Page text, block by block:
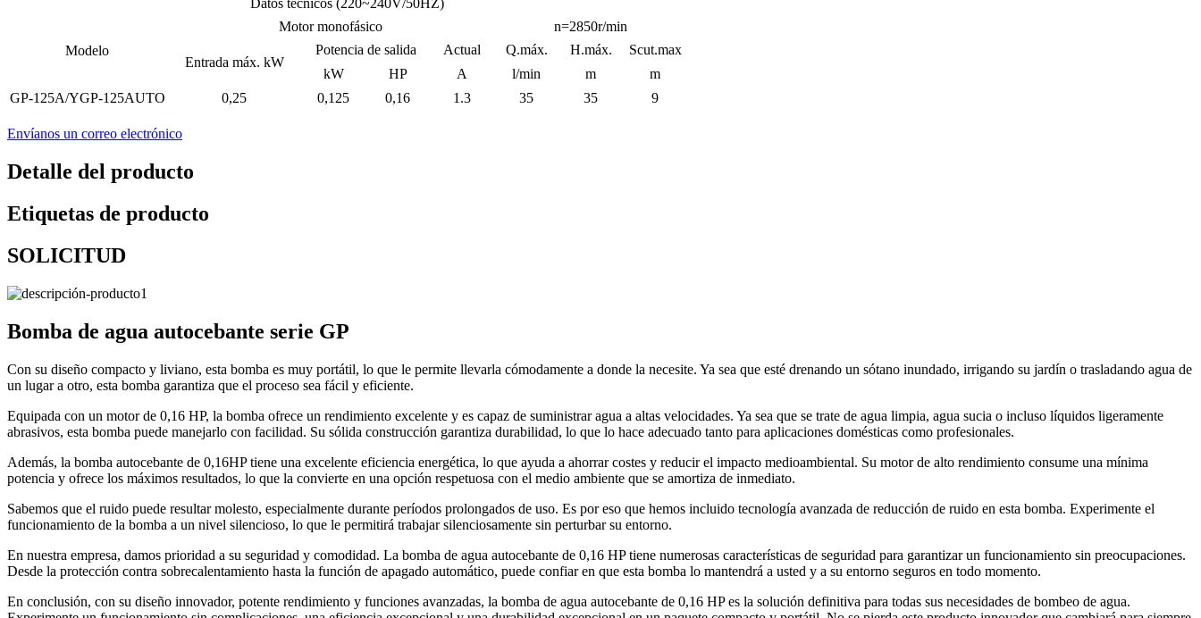
Datos técnicos (220~240V/50HZ)
Modelo
Motor monofásico n=2850r/min
Entrada máx. kW
Potencia de salida Actual Q.máx. H.máx.
Scut.max
kW
HP A l/min m
m
GP-125A/YGP-125AUTO
0,25 0,125 0,16 1.3 35 35 9
Envíanos un correo electrónico
Detalle del producto
Etiquetas de producto
SOLICITUD
Bomba de agua autocebante serie GP
Con su diseño compacto y liviano, esta bomba es muy portátil, lo que le permite llevarla cómodamente a donde la necesite. Ya sea que esté drenando un sótano inundado, irrigando su jardín o trasladando agua de
un lugar a otro, esta bomba garantiza que el proceso sea fácil y eficiente.
Equipada con un motor de 0,16 HP, la bomba ofrece un rendimiento excelente y es capaz de suministrar agua a altas velocidades. Ya sea que se trate de agua limpia, agua sucia o incluso líquidos ligeramente
abrasivos, esta bomba puede manejarlo con facilidad. Su sólida construcción garantiza durabilidad, lo que lo hace adecuado tanto para aplicaciones domésticas como profesionales.
Además, la bomba autocebante de 0,16HP tiene una excelente eficiencia energética, lo que ayuda a ahorrar costes y reducir el impacto medioambiental. Su motor de alto rendimiento consume una mínima
potencia y ofrece los máximos resultados, lo que la convierte en una opción respetuosa con el medio ambiente que se amortiza de inmediato.
Sabemos que el ruido puede resultar molesto, especialmente durante períodos prolongados de uso. Es por eso que hemos incluido tecnología avanzada de reducción de ruido en esta bomba. Experimente el
funcionamiento de la bomba a un nivel silencioso, lo que le permitirá trabajar silenciosamente sin perturbar su entorno.
En nuestra empresa, damos prioridad a su seguridad y comodidad. La bomba de agua autocebante de 0,16 HP tiene numerosas características de seguridad para garantizar un funcionamiento sin preocupaciones.
Desde la protección contra sobrecalentamiento hasta la función de apagado automático, puede confiar en que esta bomba lo mantendrá a usted y a su entorno seguros en todo momento.
En conclusión, con su diseño innovador, potente rendimiento y funciones avanzadas, la bomba de agua autocebante de 0,16 HP es la solución definitiva para todas sus necesidades de bombeo de agua.